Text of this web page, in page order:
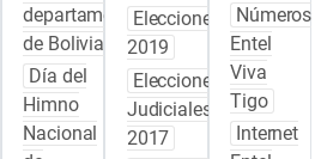
departamentos
de Bolivia
Día del
Himno
Nacional
Elecciones
2019
Elecciones
Judiciales
2017
Números
Entel
Viva
Tigo
Internet